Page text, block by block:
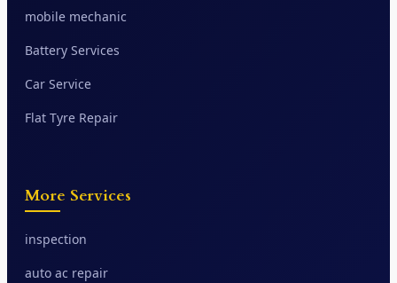
mobile mechanic
Battery Services
Car Service
Flat Tyre Repair
More Services
inspection
auto ac repair